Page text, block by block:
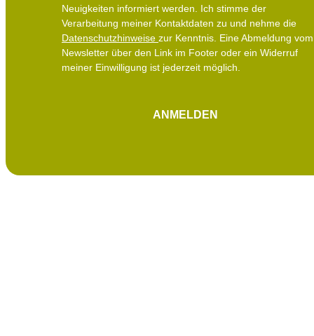
Neuigkeiten informiert werden.
Ich stimme der
Verarbeitung meiner Kontaktdaten zu und nehme die
Datenschutzhinweise zur Kenntnis. Eine Abmeldung vom
Newsletter über den Link im Footer oder ein Widerruf
meiner Einwilligung ist jederzeit möglich.
ANMELDEN